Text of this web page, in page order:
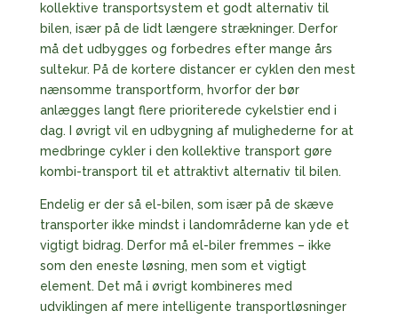
kollektive transportsystem et godt alternativ til
bilen, især på de lidt længere strækninger. Derfor
må det udbygges og forbedres efter mange års
sultekur. På de kortere distancer er cyklen den mest
nænsomme transportform, hvorfor der bør
anlægges langt flere prioriterede cykelstier end i
dag. I øvrigt vil en udbygning af mulighederne for at
medbringe cykler i den kollektive transport gøre
kombi-transport til et attraktivt alternativ til bilen.
Endelig er der så el-bilen, som især på de skæve
transporter ikke mindst i landområderne kan yde et
vigtigt bidrag. Derfor må el-biler fremmes – ikke
som den eneste løsning, men som et vigtigt
element. Det må i øvrigt kombineres med
udviklingen af mere intelligente transportløsninger